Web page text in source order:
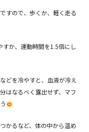
すので、歩くか、軽く走る
すか、運動時間を1.5倍にし
どを冷やすと、血液が冷え
はなるべく露出せず、マフ
かるなど、体の中から温め